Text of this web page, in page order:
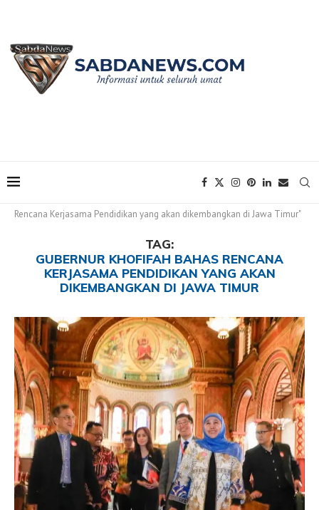
Rencana Kerjasama Pendidikan yang akan dikembangkan di Jawa Timur"
TAG:
GUBERNUR KHOFIFAH BAHAS RENCANA
KERJASAMA PENDIDIKAN YANG AKAN
DIKEMBANGKAN DI JAWA TIMUR